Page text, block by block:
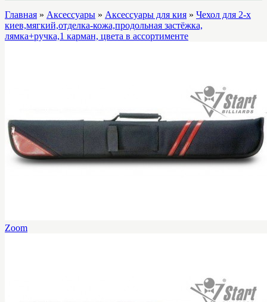
Главная » Аксессуары » Аксессуары для кия » Чехол для 2-х
киев,мягкий,отделка-кожа,продольная застёжка,
лямка+ручка,1 карман, цвета в ассортименте
Zoom